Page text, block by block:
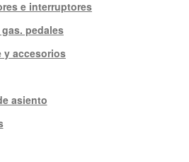
e interruptores
pedales
y accesorios
asiento